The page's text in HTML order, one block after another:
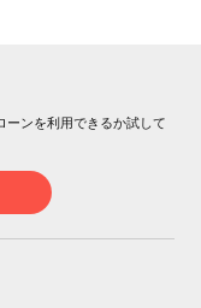
ーンを利用できるか試して